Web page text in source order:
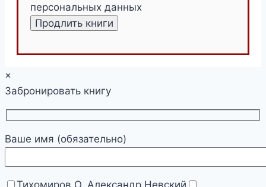
персональных данных
×
Забронировать книгу
Ваше имя (обязательно)